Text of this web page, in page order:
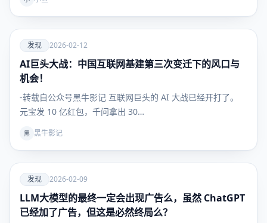
爱
发现
发现 2026-02-12
AI巨头大战：中国互联网基建第三次变迁下的风口与
机会！
-转载自公众号黑牛影记 互联网巨头的 AI 大战已经开打了。
元宝发 10 亿红包，千问拿出 30…
黑 黑牛影记
爱
发现
发现 2026-02-09
LLM大模型的最终一定会出现广告么，虽然 ChatGPT
已经加了广告，但这是必然终局么？